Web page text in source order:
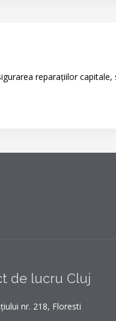
reparațiilor
de lucru Cluj
nr. 218, Floresti